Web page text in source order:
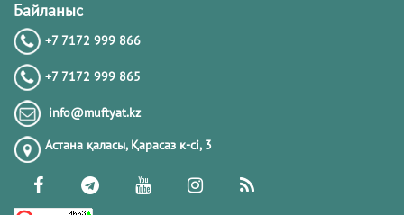
Байланыс
+7 7172 999 866
+7 7172 999 865
info@muftyat.kz
Астана қаласы, Қарасаз к-сi, 3